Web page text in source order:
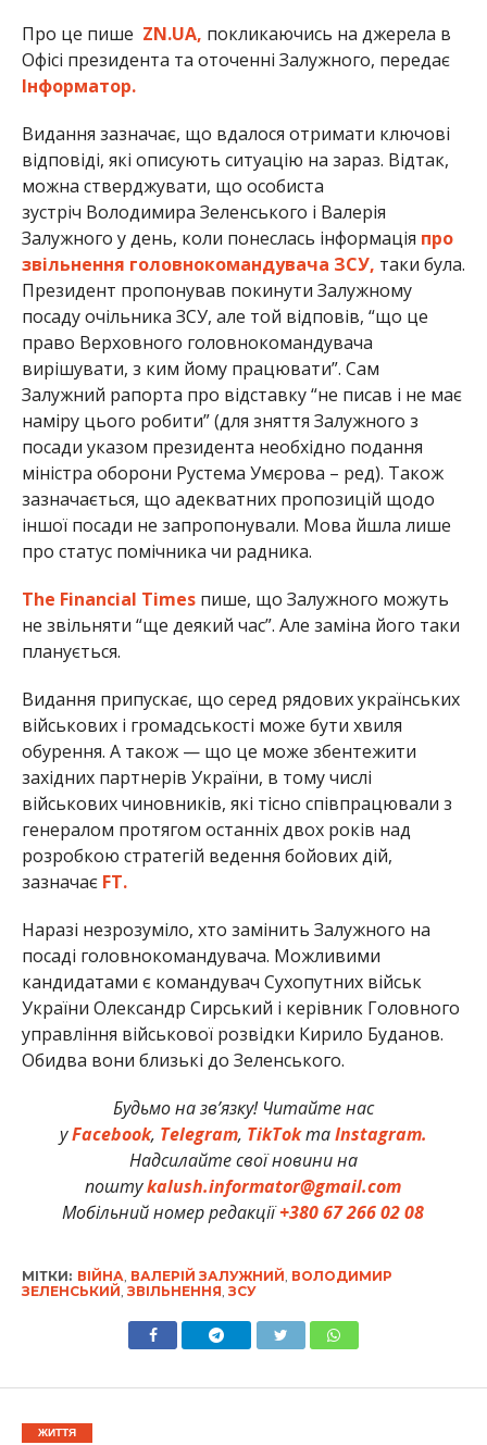
Про це пише ZN.UA, покликаючись на джерела в
Офісі президента та оточенні Залужного, передає
Інформатор.
Видання зазначає, що вдалося отримати ключові
відповіді, які описують ситуацію на зараз. Відтак,
можна стверджувати, що особиста
зустріч Володимира Зеленського і Валерія
Залужного у день, коли понеслась інформація про
звільнення головнокомандувача ЗСУ, таки була.
Президент пропонував покинути Залужному
посаду очільника ЗСУ, але той відповів, “що це
право Верховного головнокомандувача
вирішувати, з ким йому працювати”. Сам
Залужний рапорта про відставку “не писав і не має
наміру цього робити” (для зняття Залужного з
посади указом президента необхідно подання
міністра оборони Рустема Умєрова – ред). Також
зазначається, що адекватних пропозицій щодо
іншої посади не запропонували. Мова йшла лише
про статус помічника чи радника.
The Financial Timesпише, що Залужного можуть
не звільняти “ще деякий час”. Але заміна його таки
планується.
Видання припускає, що серед рядових українських
військових і громадськості може бути хвиля
обурення. А також — що це може збентежити
західних партнерів України, в тому числі
військових чиновників, які тісно співпрацювали з
генералом протягом останніх двох років над
розробкою стратегій ведення бойових дій,
зазначає FT.
Наразі незрозуміло, хто замінить Залужного на
посаді головнокомандувача. Можливими
кандидатами є командувач Сухопутних військ
України Олександр Сирський і керівник Головного
управління військової розвідки Кирило Буданов.
Обидва вони близькі до Зеленського.
Будьмо на зв’язку! Читайте нас
уFacebook, Telegram, TikTokтаInstagram.
Надсилайте свої новини на
поштуkalush.informator@gmail.com
Мобільний номер редакції+380 67 266 02 08
МІТКИ: ВІЙНА, ВАЛЕРІЙ ЗАЛУЖНИЙ, ВОЛОДИМИР
ЗЕЛЕНСЬКИЙ, ЗВІЛЬНЕННЯ, ЗСУ
ЖИТТЯ